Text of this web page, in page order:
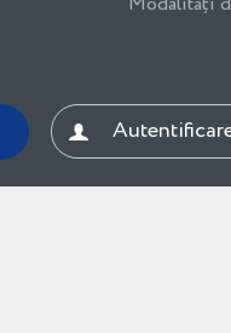
Modalități